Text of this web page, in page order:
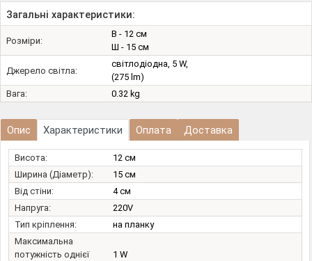
Загальні характеристики:
Розміри:
В - 12 см
Ш - 15 см
Джерело світла:
світлодіодна, 5 W,
(275 lm)
Вага:
0.32 kg
Опис Характеристики Оплата Доставка
Висота:
12 см
Ширина (Діаметр):
15 см
Від стіни:
4 см
Напруга:
220V
Тип кріплення:
на планку
Максимальна
потужність однієї
1 W